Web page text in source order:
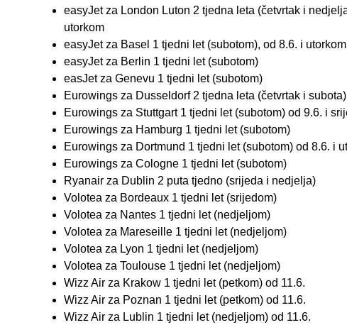
easyJet za London Luton 2 tjedna leta (četvrtak i
utorkom
easyJet za Basel 1 tjedni let (subotom), od 8.6. i utorkom
easyJet za Berlin 1 tjedni let (subotom)
easJet za Genevu 1 tjedni let (subotom)
Eurowings za Dusseldorf 2 tjedna leta (četvrtak i
Eurowings za Stuttgart 1 tjedni let (subotom) od 9.6. i
Eurowings za Hamburg 1 tjedni let (subotom)
Eurowings za Dortmund 1 tjedni let (subotom) od 8.6. i
Eurowings za Cologne 1 tjedni let (subotom)
Ryanair za Dublin 2 puta tjedno (srijeda i nedjelja)
Volotea za Bordeaux 1 tjedni let (srijedom)
Volotea za Nantes 1 tjedni let (nedjeljom)
Volotea za Mareseille 1 tjedni let (nedjeljom)
Volotea za Lyon 1 tjedni let (nedjeljom)
Volotea za Toulouse 1 tjedni let (nedjeljom)
Wizz Air za Krakow 1 tjedni let (petkom) od 11.6.
Wizz Air za Poznan 1 tjedni let (petkom) od 11.6.
Wizz Air za Lublin 1 tjedni let (nedjeljom) od 11.6.